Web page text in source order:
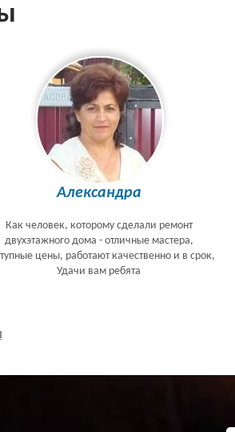
Александра
Как человек, которому сделали ремонт
двухэтажного дома - отличные мастера,
цены, работают качественно и в срок,
Удачи вам ребята